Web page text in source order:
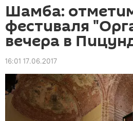
Шамба:
фестиваля
вечера в
16:01 17.06.2017